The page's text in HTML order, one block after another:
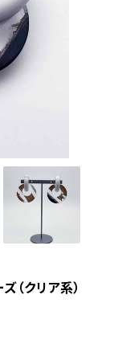
（クリア系）